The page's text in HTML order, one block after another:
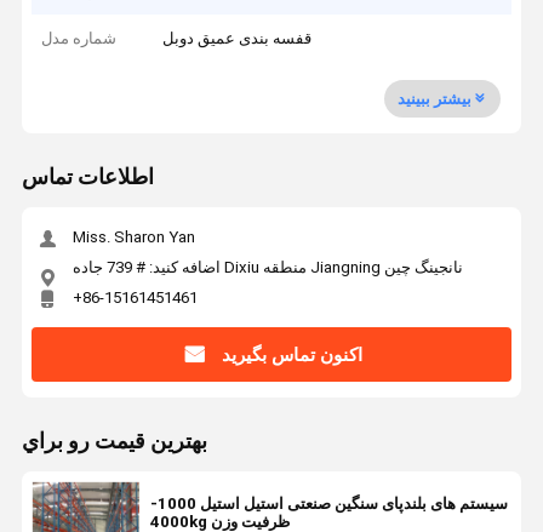
شماره مدل قفسه بندی عمیق دوبل
بیشتر ببینید
اطلاعات تماس
Miss. Sharon Yan
اضافه کنید: # 739 جاده Dixiu منطقه Jiangning نانجینگ چین
+86-15161451461
اکنون تماس بگیرید
بهترين قيمت رو براي
سیستم های بلندپای سنگین صنعتی استیل استیل 1000-
4000kg ظرفیت وزن